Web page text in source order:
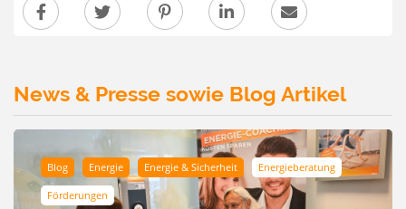
News & Presse sowie Blog Artikel
Blog Energie Energie & Sicherheit Energieberatung
Förderungen